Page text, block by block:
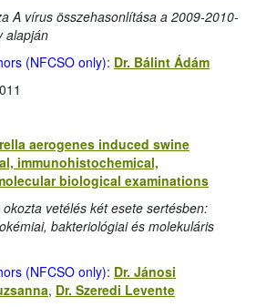
A vírus összehasonlítása a 2009-2010-
alapján
(NFCSO only): Dr. Bálint Ádám
aerogenes induced swine
immunohistochemical,
biological examinations
vetélés két esete sertésben:
bakteriológiai és molekuláris
(NFCSO only): Dr. Jánosi
, Dr. Szeredi Levente